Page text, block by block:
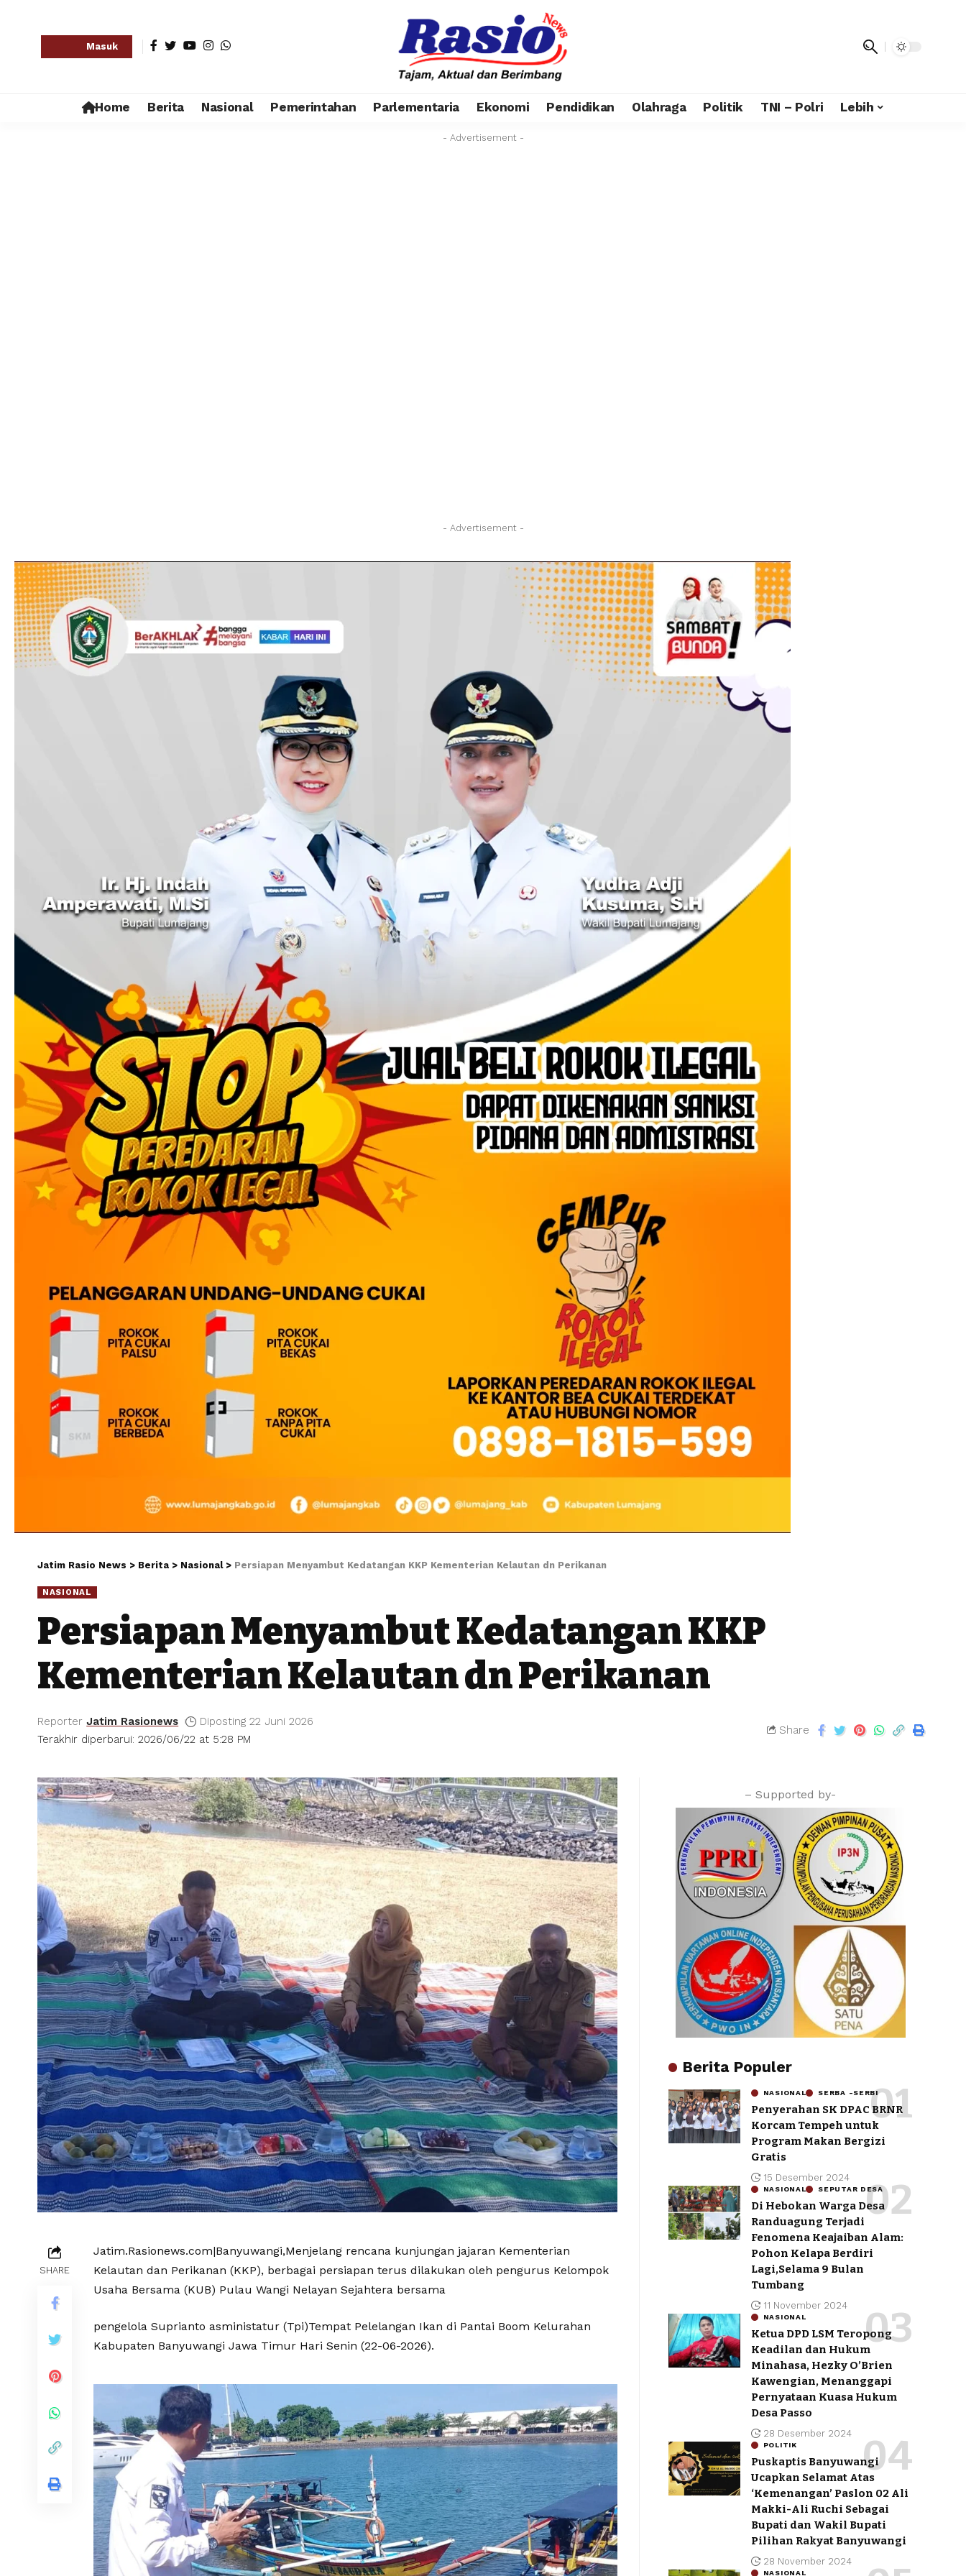
Masuk
Home Berita Nasional Pemerintahan Parlementaria Ekonomi Pendidikan Olahraga Politik TNI – Polri Lebih
- Advertisement -
- Advertisement -
Jatim Rasio News > Berita > Nasional> Persiapan Menyambut Kedatangan KKP Kementerian Kelautan dn Perikanan
NASIONAL
Persiapan Menyambut Kedatangan KKP
Kementerian Kelautan dn Perikanan
Terakhir diperbarui: 2026/06/22 at 5:28 PM
Reporter Jatim Rasionews Diposting 22 Juni 2026
Share
SHARE
Jatim.Rasionews.com|Banyuwangi,Menjelang rencana kunjungan jajaran Kementerian
Kelautan dan Perikanan (KKP), berbagai persiapan terus dilakukan oleh pengurus Kelompok
Usaha Bersama (KUB) Pulau Wangi Nelayan Sejahtera bersama
pengelola Suprianto asministatur (Tpi)Tempat Pelelangan Ikan di Pantai Boom Kelurahan
Kabupaten Banyuwangi Jawa Timur Hari Senin (22-06-2026).
– Supported by-
Berita Populer
NASIONAL SERBA -SERBI
Penyerahan SK DPAC BRNR
Korcam Tempeh untuk
Program Makan Bergizi
Gratis
15 Desember 2024
NASIONAL SEPUTAR DESA
Di Hebokan Warga Desa
Randuagung Terjadi
Fenomena Keajaiban Alam:
Pohon Kelapa Berdiri
Lagi,Selama 9 Bulan
Tumbang
11 November 2024
NASIONAL
Ketua DPD LSM Teropong
Keadilan dan Hukum
Minahasa, Hezky O’Brien
Kawengian, Menanggapi
Pernyataan Kuasa Hukum
Desa Passo
28 Desember 2024
POLITIK
Puskaptis Banyuwangi
Ucapkan Selamat Atas
‘Kemenangan’ Paslon 02 Ali
Makki-Ali Ruchi Sebagai
Bupati dan Wakil Bupati
Pilihan Rakyat Banyuwangi
28 November 2024
NASIONAL